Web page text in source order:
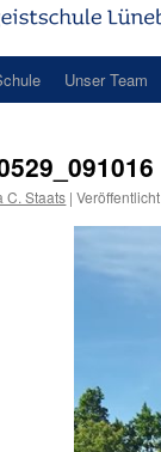
Unser Team
C. Staats | Veröffentlicht